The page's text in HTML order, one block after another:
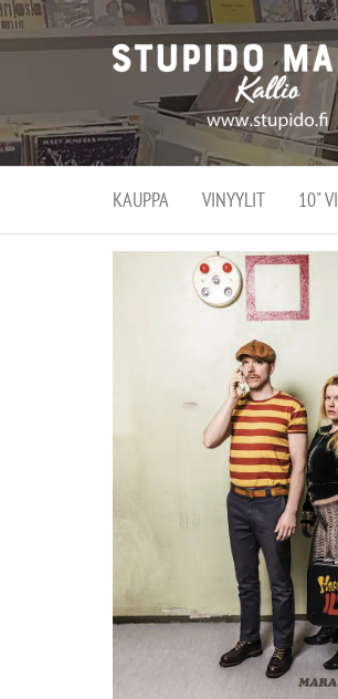
KAUPPA VINYYLIT 10"